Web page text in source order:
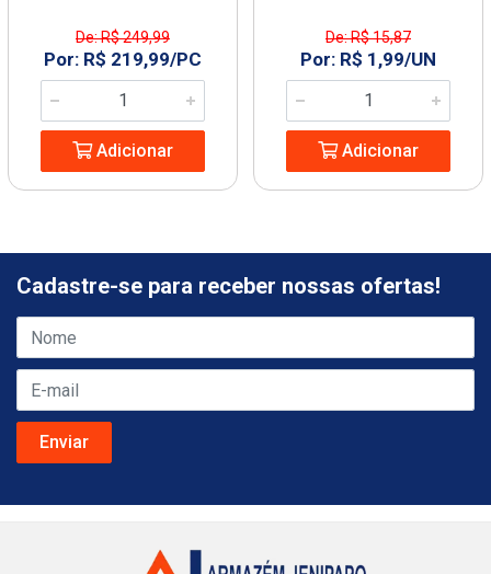
De: R$ 249,99
Por: R$ 219,99/PC
Adicionar
De: R$ 15,87
Por: R$ 1,99/UN
Adicionar
Cadastre-se para receber nossas ofertas!